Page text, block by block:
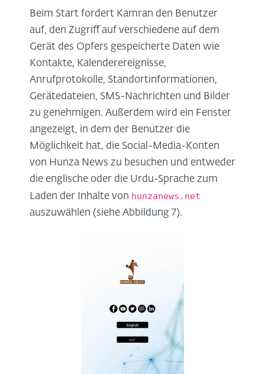
Beim Start fordert Kamran den Benutzer
auf, den Zugriff auf verschiedene auf dem
Gerät des Opfers gespeicherte Daten wie
Kontakte, Kalenderereignisse,
Anrufprotokolle, Standortinformationen,
Gerätedateien, SMS-Nachrichten und Bilder
zu genehmigen. Außerdem wird ein Fenster
angezeigt, in dem der Benutzer die
Möglichkeit hat, die Social-Media-Konten
von Hunza News zu besuchen und entweder
die englische oder die Urdu-Sprache zum
Laden der Inhalte von hunzanews.net
auszuwählen (siehe Abbildung 7).